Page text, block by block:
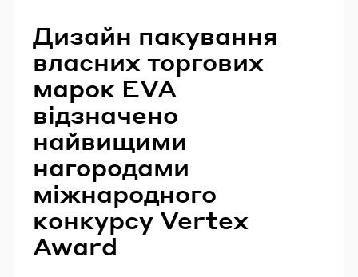
Дизайн пакування
власних торгових
марок EVA
відзначено
найвищими
нагородами
міжнародного
конкурсу Vertex
Award